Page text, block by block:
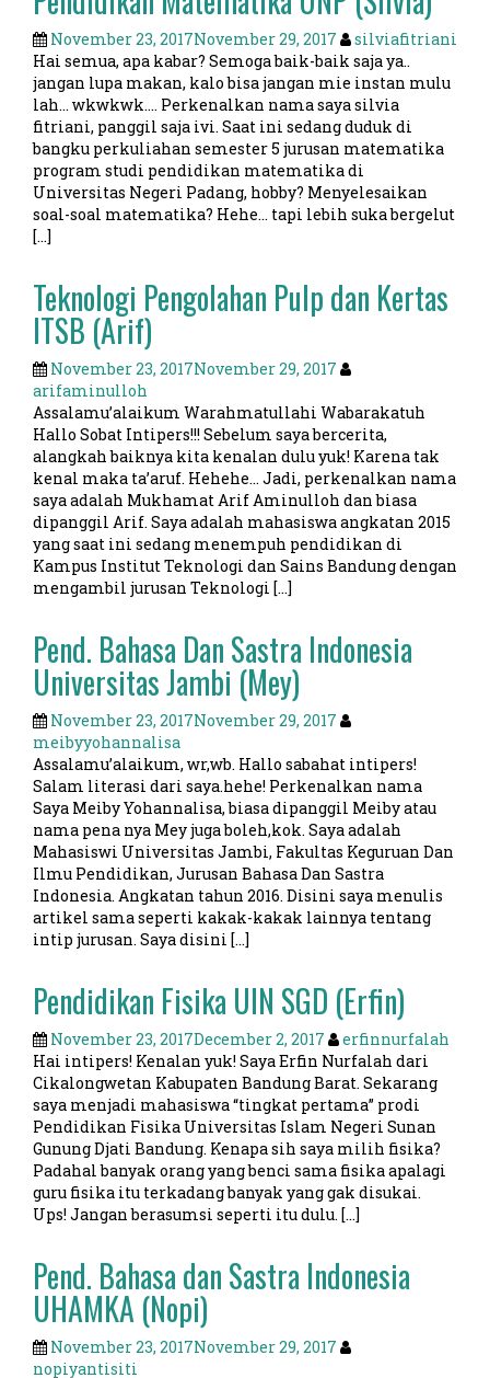
November 23, 2017November 29, 2017
silviafitriani
Hai semua, apa kabar? Semoga baik-baik saja ya..
jangan lupa makan, kalo bisa jangan mie instan mulu
lah… wkwkwk…. Perkenalkan nama saya silvia
fitriani, panggil saja ivi. Saat ini sedang duduk di
bangku perkuliahan semester 5 jurusan matematika
program studi pendidikan matematika di
Universitas Negeri Padang, hobby? Menyelesaikan
soal-soal matematika? Hehe… tapi lebih suka bergelut
[…]
Teknologi Pengolahan Pulp dan Kertas
ITSB (Arif)
November 23, 2017November 29, 2017
arifaminulloh
Assalamu’alaikum Warahmatullahi Wabarakatuh
Hallo Sobat Intipers!!! Sebelum saya bercerita,
alangkah baiknya kita kenalan dulu yuk! Karena tak
kenal maka ta’aruf. Hehehe… Jadi, perkenalkan nama
saya adalah Mukhamat Arif Aminulloh dan biasa
dipanggil Arif. Saya adalah mahasiswa angkatan 2015
yang saat ini sedang menempuh pendidikan di
Kampus Institut Teknologi dan Sains Bandung dengan
mengambil jurusan Teknologi […]
Pend. Bahasa Dan Sastra Indonesia
Universitas Jambi (Mey)
November 23, 2017November 29, 2017
meibyyohannalisa
Assalamu’alaikum, wr,wb. Hallo sabahat intipers!
Salam literasi dari saya.hehe! Perkenalkan nama
Saya Meiby Yohannalisa, biasa dipanggil Meiby atau
nama pena nya Mey juga boleh,kok. Saya adalah
Mahasiswi Universitas Jambi, Fakultas Keguruan Dan
Ilmu Pendidikan, Jurusan Bahasa Dan Sastra
Indonesia. Angkatan tahun 2016. Disini saya menulis
artikel sama seperti kakak-kakak lainnya tentang
intip jurusan. Saya disini […]
Pendidikan Fisika UIN SGD (Erfin)
November 23, 2017December 2, 2017
erfinnurfalah
Hai intipers! Kenalan yuk! Saya Erfin Nurfalah dari
Cikalongwetan Kabupaten Bandung Barat. Sekarang
saya menjadi mahasiswa “tingkat pertama” prodi
Pendidikan Fisika Universitas Islam Negeri Sunan
Gunung Djati Bandung. Kenapa sih saya milih fisika?
Padahal banyak orang yang benci sama fisika apalagi
guru fisika itu terkadang banyak yang gak disukai.
Ups! Jangan berasumsi seperti itu dulu. […]
Pend. Bahasa dan Sastra Indonesia
UHAMKA (Nopi)
November 23, 2017November 29, 2017
nopiyantisiti